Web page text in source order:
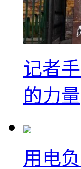
记者
的力量
用电